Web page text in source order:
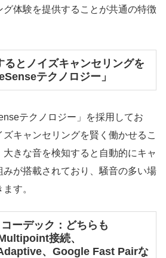
グ体験を提供することが共通の特徴
るとノイズキャンセリングを
テクノロジー」
テクノロジー」を採用してお
キャンセリングを賢く働かせるこ
大きな音を検知すると自動的にキャ
みが搭載されており、騒音の多い場
す。
ーデック：どちらも
接続、
、Google Fast Pairな